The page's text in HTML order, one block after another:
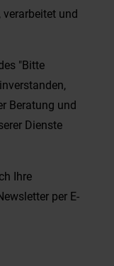
verarbeitet und
"Bitte
Beratung und
Dienste
Ihre
per E-